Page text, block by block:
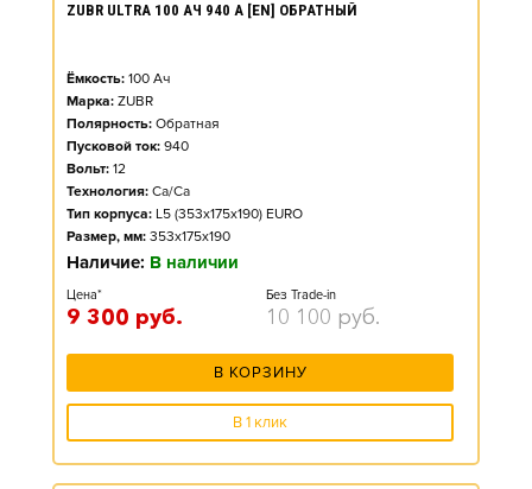
ZUBR ULTRA 100 АЧ 940 А [EN] ОБРАТНЫЙ
Ёмкость: 100 Ач
Марка: ZUBR
Полярность: Обратная
Пусковой ток: 940
Вольт: 12
Технология: Ca/Ca
Тип корпуса: L5 (353x175x190) EURO
Размер, мм: 353x175x190
Наличие: В наличии
Цена*
9 300 руб.
Без Trade-in
10 100 руб.
В КОРЗИНУ
В 1 клик